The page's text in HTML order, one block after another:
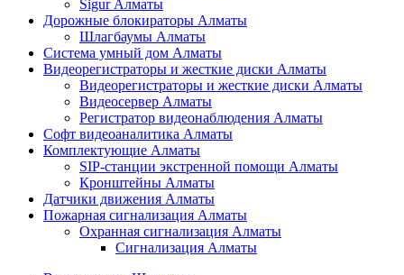
Sigur Алматы
Дорожные блокираторы Алматы
Шлагбаумы Алматы
Система умный дом Алматы
Видеорегистраторы и жесткие диски Алматы
Видеорегистраторы и жесткие диски Алматы
Видеосервер Алматы
Регистратор видеонаблюдения Алматы
Софт видеоаналитика Алматы
Комплектующие Алматы
SIP-станции экстренной помощи Алматы
Кронштейны Алматы
Датчики движения Алматы
Пожарная сигнализация Алматы
Охранная сигнализация Алматы
Сигнализация Алматы